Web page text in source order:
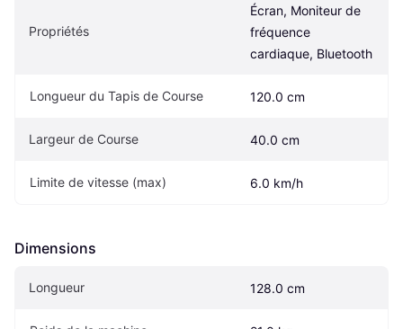
Propriétés
Écran, Moniteur de
fréquence
cardiaque, Bluetooth
Longueur du Tapis de Course 120.0 cm
Largeur de Course 40.0 cm
Limite de vitesse (max) 6.0 km/h
Dimensions
Longueur 128.0 cm